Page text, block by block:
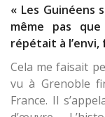
« Les Guinéens
même pas
répétait à l’envi,
Cela me faisait
vu à Grenoble
France. Il